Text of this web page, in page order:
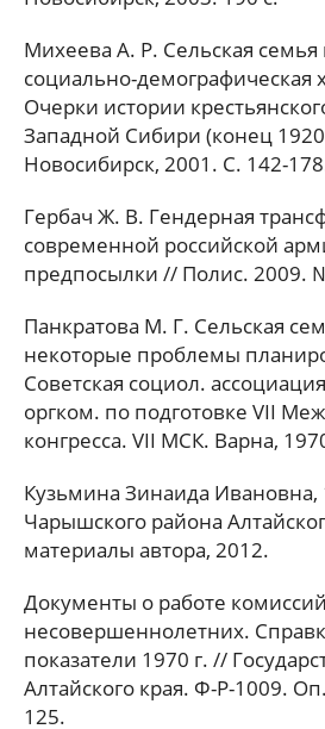
Михеева А. Р. Сельская семья
социально-демографическая
Очерки истории
Западной Сибири (конец 1920
Новосибирск, 2001. С. 142-
Гербач Ж. В. Гендерная
современной российской
предпосылки // Полис. 2009.
Панкратова М. Г. Сельская
некоторые проблемы
Советская социол.
оргком. по подготовке VII
конгресса. VII МСК. Варна,
Кузьмина Зинаида Ивановна,
Чарышского района
материалы автора, 2012.
Документы о работе
несовершеннолетних.
показатели 1970 г. //
Алтайского края. Ф-Р-1009.
125.